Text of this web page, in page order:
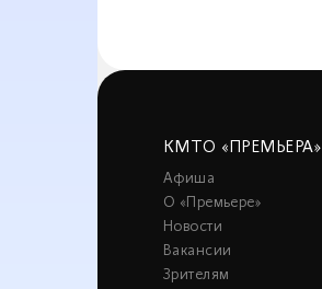
КМТО «ПРЕМЬЕРА»
Афиша
О «Премьере»
Новости
Вакансии
Зрителям